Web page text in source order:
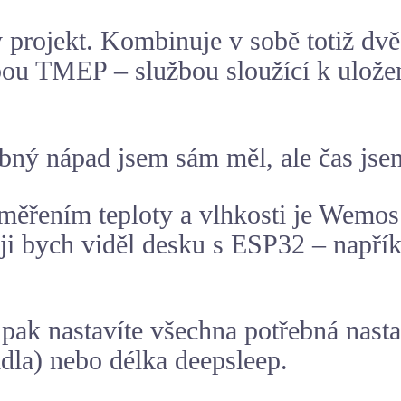
projekt. Kombinuje v sobě totiž
TMEP – službou sloužící k
nápad jsem sám měl, ale čas
teploty a vlhkosti je
bych viděl desku s ESP32 –
nastavíte všechna potřebná
nebo délka deepsleep.